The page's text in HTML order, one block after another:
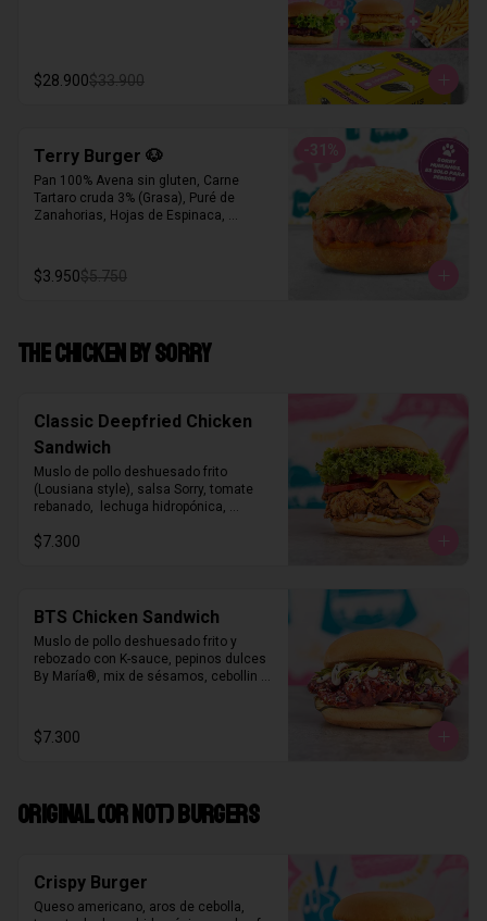
$28.900$33.900
-31 %
Terry Burger 🐶
Pan 100% Avena sin gluten, Carne
Tartaro cruda 3% (Grasa), Puré de
Zanahorias, Hojas de Espinaca,
$3.950$5.750
THE CHICKEN BY SORRY
Classic Deepfried Chicken
Sandwich
Muslo de pollo deshuesado frito
(Lousiana style), salsa Sorry, tomate
rebanado,  lechuga hidropónica,
picada, queso americano Kraft®
$7.300
BTS Chicken Sandwich
Muslo de pollo deshuesado frito y
rebozado con K-sauce, pepinos dulces
By María®, mix de sésamos, cebollin
$7.300
ORIGINAL (OR NOT) BURGERS
Crispy Burger
Queso americano, aros de cebolla,